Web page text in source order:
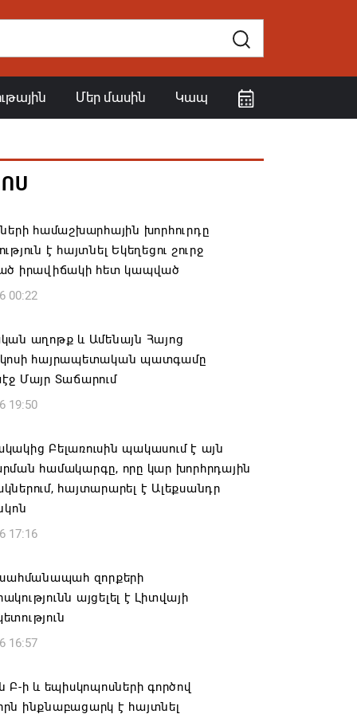
Մեր մասին Կապ
համաշխարհային խորհուրդը
է հայտնել Եկեղեցու շուրջ
իրավիճակի հետ կապված
00:22
աղոթք և Ամենայն Հայոց
հայրապետական պատգամը
Մայր Տաճարում
19:50
Բելառուսին պակասում է այն
համակարգը, որը կար խորհրդային
հայտարարել է Ալեքսանդր
17:16
զորքերի
այցելել է Լիտվայի
16:57
Բ-ի և եպիսկոպոսների գործով
ինքնաբացարկ է հայտնել